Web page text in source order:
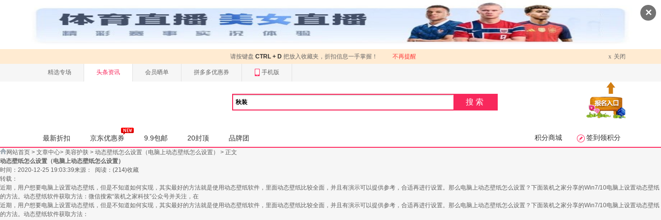
✕
请按键盘 CTRL + D 把放入收藏夹，折扣信息一手掌握！ 不再提醒 x 关闭
精选专场 头条资讯 会员晒单 拼多多优惠券 手机版
搜索
最新折扣 京东优惠券 9.9包邮 20封顶 品牌团 积分商城 签到领积分
网站首页 > 文章中心> 美容护肤 > 动态壁纸怎么设置（电脑上动态壁纸怎么设置）
> 正文
动态壁纸怎么设置（电脑上动态壁纸怎么设置）
时间：2020-12-25 19:03:39来源： 阅读： (214)收藏
转载：
近期，用户想要电脑上设置动态壁纸，但是不知道如何实现，其实最好的方法就是使用动态壁纸软件，里面动态壁纸比较全面，并且有演示可以提供参考，合适再进行设置。那么电脑上动态壁纸怎么设置？下面装机之家分享的Win7/10电脑上设置动态壁纸
的方法。动态壁纸软件获取方法：微信搜索“装机之家科技”公众号并关注，在
近期，用户想要电脑上设置动态壁纸，但是不知道如何实现，其实最好的方法就是使用动态壁纸软件，里面动态壁纸比较全面，并且有演示可以提供参考，合适再进行设置。那么电脑上动态壁纸怎么设置？下面装机之家分享的Win7/10电脑上设置动态壁纸
的方法。动态壁纸软件获取方法：